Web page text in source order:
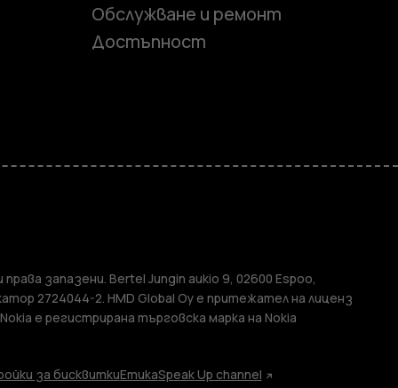
Обслужване и ремонт
Достъпност
права запазени. Bertel Jungin aukio 9, 02600 Espoo,
2724044-2. HMD Global Oy е притежател на лиценз
е регистрирана търговска марка на Nokia
за бисквиткиЕтикаSpeak Up channel